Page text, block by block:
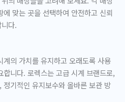
맞는 곳을 선택하여 안전하고 신뢰
다.
의 가치를 유지하고 오래도록 사용
니다. 로렉스는 고급 시계 브랜드로,
기적인 유지보수와 올바른 보관 방